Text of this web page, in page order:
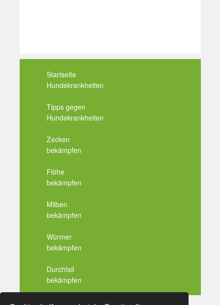
Startseite
Hundekrankheiten
Tipps gegen
Hundekrankheiten
Zecken
bekämpfen
Flöhe
bekämpfen
Milben
bekämpfen
Würmer
bekämpfen
Durchfall
bekämpfen